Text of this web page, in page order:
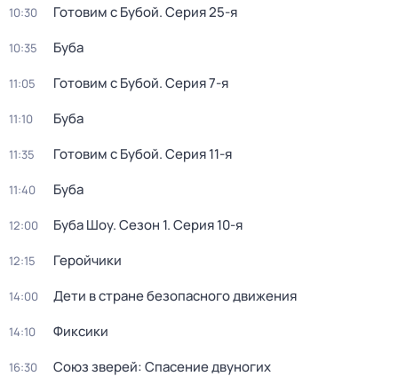
10:30 Готовим с Бубой. Серия 25-я
10:35 Буба
11:05 Готовим с Бубой. Серия 7-я
11:10 Буба
11:35 Готовим с Бубой. Серия 11-я
11:40 Буба
12:00 Буба Шоу. Сезон 1. Серия 10-я
12:15 Геройчики
14:00 Дети в стране безопасного движения
14:10 Фиксики
16:30 Союз зверей: Спасение двуногих